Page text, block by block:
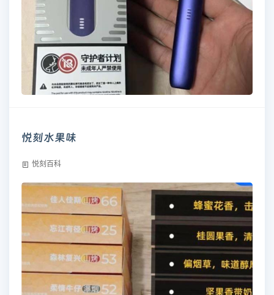
悦刻水果味
悦刻百科